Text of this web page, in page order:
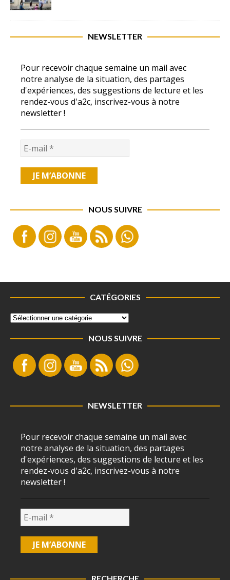
NEWSLETTER
Pour recevoir chaque semaine un mail avec
notre analyse de la situation, des partages
d'expériences, des suggestions de lecture et les
rendez-vous d'a2c, inscrivez-vous à notre
newsletter !
NOUS SUIVRE
CATÉGORIES
NOUS SUIVRE
NEWSLETTER
Pour recevoir chaque semaine un mail avec
notre analyse de la situation, des partages
d'expériences, des suggestions de lecture et les
rendez-vous d'a2c, inscrivez-vous à notre
newsletter !